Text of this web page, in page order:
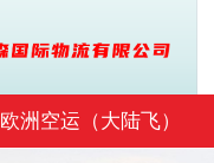
欧洲空运（大陆飞）